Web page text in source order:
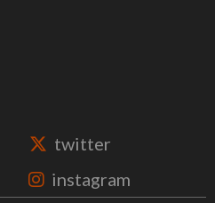
twitter
instagram